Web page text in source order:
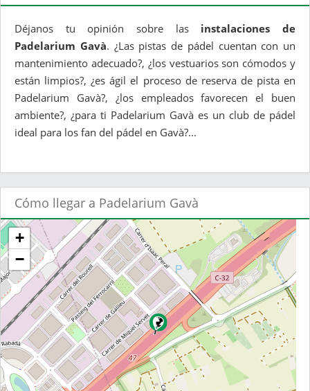
Déjanos tu opinión sobre las instalaciones de
Padelarium Gavà. ¿Las pistas de pádel cuentan con un
mantenimiento adecuado?, ¿los vestuarios son cómodos y
están limpios?, ¿es ágil el proceso de reserva de pista en
Padelarium Gavà?, ¿los empleados favorecen el buen
ambiente?, ¿para ti Padelarium Gavà es un club de pádel
ideal para los fan del pádel en Gavà?...
Cómo llegar a Padelarium Gavà
+
−